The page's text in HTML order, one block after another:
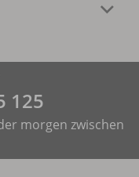
125
morgen zwischen